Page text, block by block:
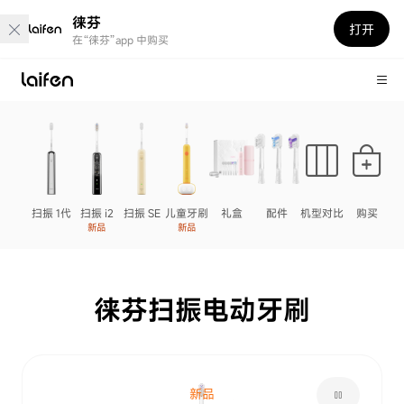
徕芬
在“徕芬”app 中购买
打开
扫振 1代 扫振 i2
新品
扫振 SE 儿童牙刷
新品
礼盒 配件 机型对比 购买
徕芬扫振电动牙刷
pause
新品